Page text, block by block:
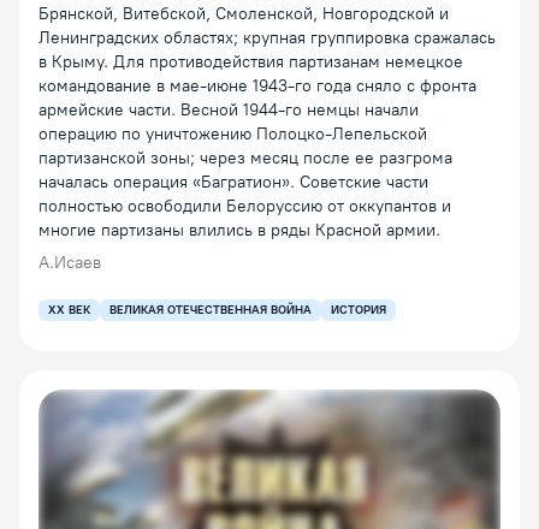
Брянской, Витебской, Смоленской, Новгородской и
Ленинградских областях; крупная группировка сражалась
в Крыму. Для противодействия партизанам немецкое
командование в мае-июне 1943-го года сняло с фронта
армейские части. Весной 1944-го немцы начали
операцию по уничтожению Полоцко-Лепельской
партизанской зоны; через месяц после ее разгрома
началась операция «Багратион». Советские части
полностью освободили Белоруссию от оккупантов и
многие партизаны влились в ряды Красной армии.
А.Исаев
XX ВЕК ВЕЛИКАЯ ОТЕЧЕСТВЕННАЯ ВОЙНА ИСТОРИЯ